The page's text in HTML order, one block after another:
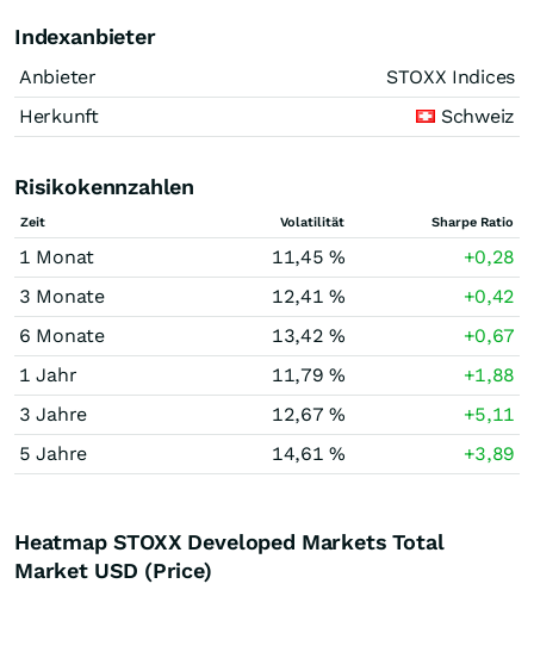
Indexanbieter
Anbieter
STOXX Indices
Herkunft
Schweiz
Risikokennzahlen
Zeit Volatilität Sharpe Ratio
1 Monat 11,45 %
+0,28
3 Monate
12,41 %
+0,42
6 Monate
13,42 %
+0,67
1 Jahr
11,79 %
+1,88
3 Jahre
12,67 %
+5,11
5 Jahre
14,61 % +3,89
Heatmap STOXX Developed Markets Total
Market USD (Price)